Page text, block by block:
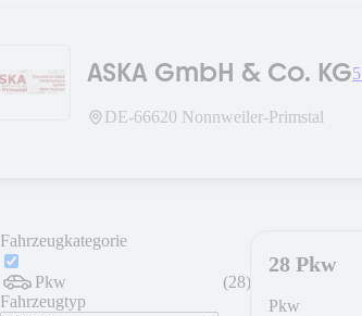
ASKA GmbH & Co. KG
DE-66620 Nonnweiler-Primstal
Fahrzeugkategorie
Pkw (28)
Fahrzeugtyp
28 Pkw
Pkw